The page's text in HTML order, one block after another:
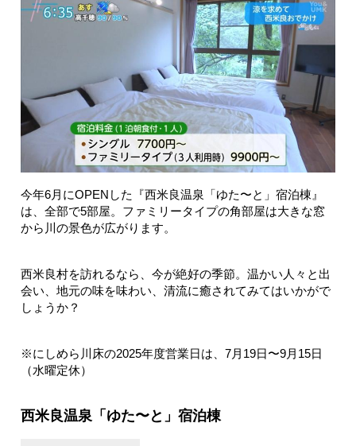
今年6月にOPENした『西米良温泉「ゆた〜と」宿泊棟』
は、全部で5部屋。ファミリータイプの角部屋は大きな窓
から川の景色が広がります。
西米良村を訪れるなら、今が絶好の季節。温かい人々と出
会い、地元の味を味わい、清流に癒されてみてはいかがで
しょうか？
※にしめら川床の2025年度営業日は、7月19日〜9月15日
（水曜定休）
西米良温泉「ゆた〜と」宿泊棟